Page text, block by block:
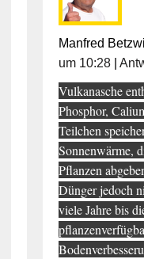
Manfred
um 10:28|
Vulkanasche
Phosphor,
Teilchen
Sonnenwärme,
Pflanzen
Dünger jedoch
viele Jahre bis